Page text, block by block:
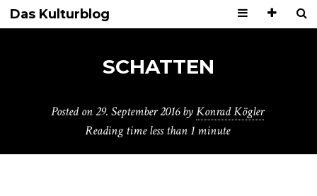
Das Kulturblog
SCHATTEN
Posted on29. September 2016 byKonrad Kögler
Reading timeless than 1 minute